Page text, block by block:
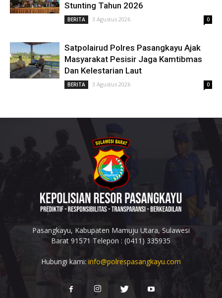
Stunting Tahun 2026
BERITA 3 Agustus 2026 0
Satpolairud Polres Pasangkayu Ajak
Masyarakat Pesisir Jaga Kamtibmas
Dan Kelestarian Laut
BERITA 3 Agustus 2026 0
Pasangkayu, Kabupaten Mamuju Utara, Sulawesi
Barat 91571 Telepon : (0411) 335935
Hubungi kami: info@polrespasangkayu.com